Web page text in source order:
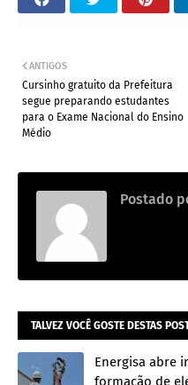
ANTIGOS
Cursinho gratuito da Prefeitura
segue preparando estudantes
para o Exame Nacional do Ensino
Médio
Postado
TALVEZ VOCÊ GOSTE DESTAS
Energisa abre
formação de